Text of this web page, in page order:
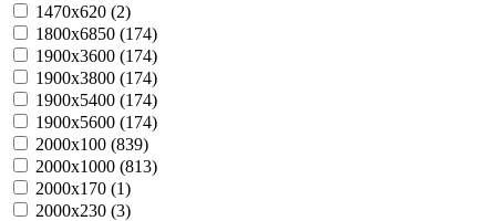
1470х620 (2)
1800х6850 (174)
1900х3600 (174)
1900х3800 (174)
1900х5400 (174)
1900х5600 (174)
2000х100 (839)
2000х1000 (813)
2000х170 (1)
2000х230 (3)